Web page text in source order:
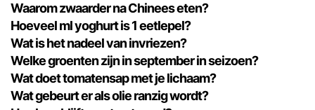
Waarom zwaarder na Chinees eten?
Hoeveel ml yoghurt is 1 eetlepel?
Wat is het nadeel van invriezen?
Welke groenten zijn in september in seizoen?
Wat doet tomatensap met je lichaam?
Wat gebeurt er als olie ranzig wordt?